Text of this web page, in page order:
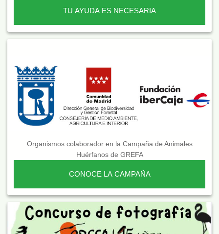
TU AYUDA ES NECESARIA
Organismos colaborador en la Campaña de Animales
Huérfanos de GREFA
CONOCE LA CAMPAÑA